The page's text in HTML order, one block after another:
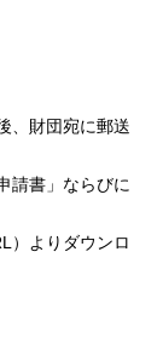
、財団宛に郵送
請書」ならびに
）よりダウンロ